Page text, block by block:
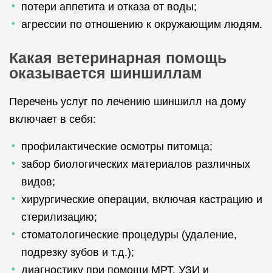
потери аппетита и отказа от воды;
агрессии по отношению к окружающим людям.
Какая ветеринарная помощь
оказывается шиншиллам
Перечень услуг по лечению шиншилл на дому
включает в себя:
профилактические осмотры питомца;
забор биологических материалов различных
видов;
хирургические операции, включая кастрацию и
стерилизацию;
стоматологические процедуры (удаление,
подрезку зубов и т.д.);
диагностику при помощи МРТ, УЗИ и